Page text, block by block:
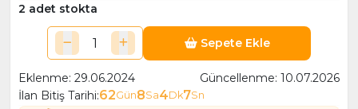
2 adet stokta
Sepete Ekle
Eklenme: 29.06.2024
Güncellenme: 10.07.2026
İlan Bitiş Tarihi:62Gün8Sa4Dk7Sn